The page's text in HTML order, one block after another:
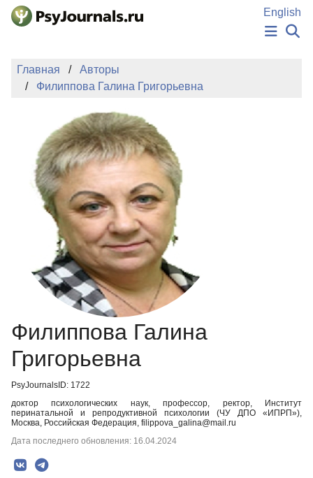
Перейти к основному содержанию
English
ИЗДАНИЯ
АВТОРЫ
ПОДАТЬ РУКОПИСЬ
БАЗА ЗНАНИЙ
КЛЮЧЕВЫЕ СЛОВА
Регистрация
Главная
Авторы
Филиппова Галина Григорьевна
Филиппова Галина
Григорьевна
PsyJournalsID: 1722
доктор психологических наук, профессор, ректор, Институт
перинатальной и репродуктивной психологии (ЧУ ДПО «ИПРП»),
Москва, Российская Федерация, filippova_galina@mail.ru
Дата последнего обновления: 16.04.2024